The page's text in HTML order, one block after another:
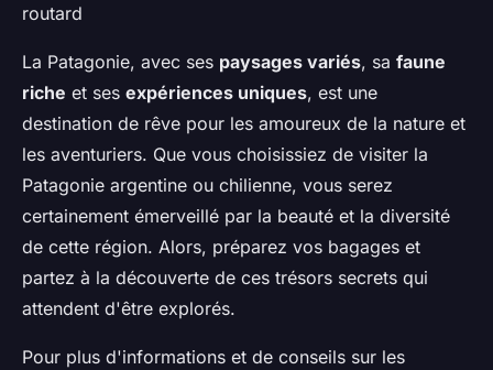
routard
La Patagonie, avec ses paysages variés, sa faune
riche et ses expériences uniques, est une
destination de rêve pour les amoureux de la nature et
les aventuriers. Que vous choisissiez de visiter la
Patagonie argentine ou chilienne, vous serez
certainement émerveillé par la beauté et la diversité
de cette région. Alors, préparez vos bagages et
partez à la découverte de ces trésors secrets qui
attendent d'être explorés.
Pour plus d'informations et de conseils sur les